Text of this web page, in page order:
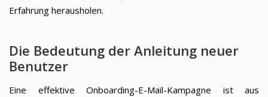
Erfahrung herausholen.
Die Bedeutung der Anleitung neuer
Benutzer
Eine effektive Onboarding-E-Mail-Kampagne ist aus